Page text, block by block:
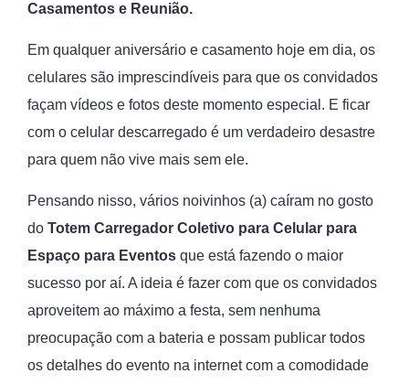
Casamentos e Reunião.
Em qualquer aniversário e casamento hoje em dia, os
celulares são imprescindíveis para que os convidados
façam vídeos e fotos deste momento especial. E ficar
com o celular descarregado é um verdadeiro desastre
para quem não vive mais sem ele.
Pensando nisso, vários noivinhos (a) caíram no gosto
do Totem Carregador Coletivo para Celular para
Espaço para Eventos que está fazendo o maior
sucesso por aí. A ideia é fazer com que os convidados
aproveitem ao máximo a festa, sem nenhuma
preocupação com a bateria e possam publicar todos
os detalhes do evento na internet com a comodidade